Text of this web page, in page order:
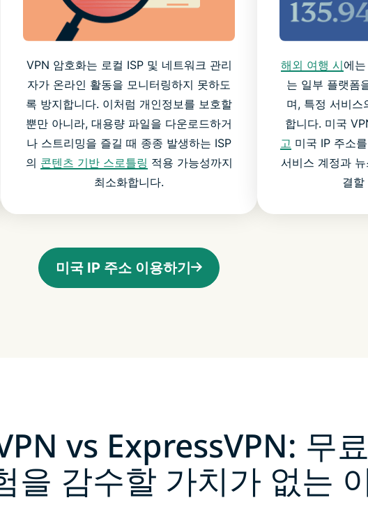
VPN 암호화는 로컬 ISP 및 네트워크 관리
자가 온라인 활동을 모니터링하지 못하도
록 방지합니다. 이처럼 개인정보를 보호할
뿐만 아니라, 대용량 파일을 다운로드하거
나 스트리밍을 즐길 때 종종 발생하는 ISP
의 콘텐츠 기반 스로틀링 적용 가능성까지
최소화합니다.
해외 여행 시에
는 일부 플랫폼
며, 특정 서비스
합니다. 미국
고 미국 IP 주소
서비스 계정과
결할
미국 IP 주소 이용하기
vs ExpressVPN: 무
을 감수할 가치가 없는